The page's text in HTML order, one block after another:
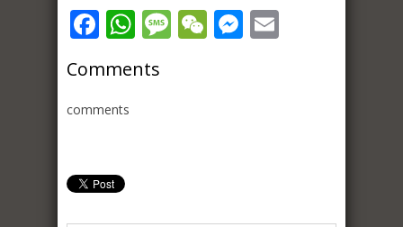
Facebook
WhatsApp
Message
WeChat
Messenger
Comments
comments